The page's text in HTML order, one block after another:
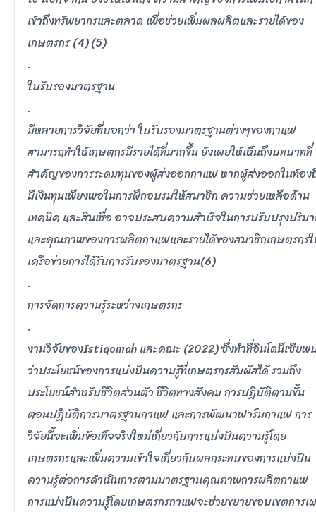
เข้าถึงทรัพยากรและตลาด เพื่อช่วยเพิ่มผลผลิตและรายได้ของ
เกษตรกร (4) (5)
.
ใบรับรองมาตรฐาน
.
มีหลายการวิจัยที่บอกว่า ใบรับรองมาตรฐานต่างๆของกาแฟ
สามารถทำให้เกษตกรมีรายได้ที่มากขึ้น ยังเผยให้เห็นถึงบทบาทที่
สำคัญของการระดมทุนของผู้ส่งออกกาแฟ หากผู้ส่งออกในท้อง
มีเงินทุนเพียงพอในการฝึกอบรมให้สมาชิก ความช่วยเหลือด้าน
เทคนิค และสินเชื่อ อาจประสบความสำเร็จในการปรับปรุงปริม
และคุณภาพของการผลิตกาแฟและรายได้ของสมาชิกเกษตรกร
เครือข่ายการได้รับการรับรองมาตรฐาน(6)
.
การจัดการความรู้ระหว่างเกษตรกร
.
งานวิจัยของIstiqomah และคณะ (2022) ซึ่งทำที่อินโดนีเซียพ
ว่าประโยชน์ของการแบ่งปันความรู้ที่เกษตรกรสัมผัสได้ รวมถึง
ประโยชน์สำหรับชีวิตส่วนตัว ชีวิตทางสังคม การปฏิบัติตามขั้น
ตอนปฏิบัติการมาตรฐานกาแฟ และการพัฒนาฟาร์มกาแฟ การ
วิจัยนี้จะเพิ่มข้อเท็จจริงใหม่เกี่ยวกับการแบ่งปันความรู้โดย
เกษตรกรและเพิ่มความเข้าใจเกี่ยวกับผลกระทบของการแบ่งปัน
ความรู้ต่อการดำเนินการตามมาตรฐานคุณภาพการผลิตกาแฟ
การแบ่งปันความรู้โดยเกษตรกรกาแฟจะช่วยขยายขอบเขตการเ